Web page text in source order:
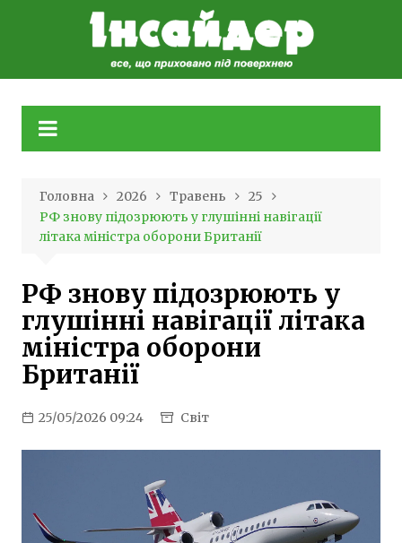
Головна 2026 Травень
25
РФ знову підозрюють у глушінні навігації
літака міністра оборони Британії
РФ знову підозрюють у
глушінні навігації літака
міністра оборони
Британії
25/05/2026 09:24 Світ